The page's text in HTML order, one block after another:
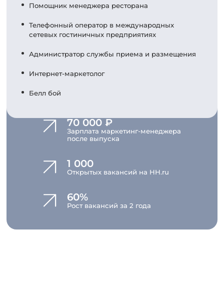
Помощник менеджера ресторана
Телефонный оператор в международных
сетевых гостиничных предприятиях
Администратор службы приема и размещения
Интернет-маркетолог
Белл бой
70 000 ₽
Зарплата маркетинг-менеджера
после выпуска
1 000
Открытых вакансий на HH.ru
60%
Рост вакансий за 2 года